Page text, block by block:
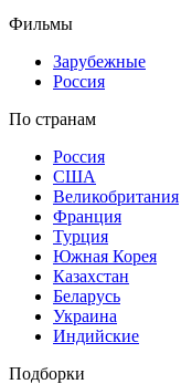
Фильмы
Зарубежные
Россия
По странам
Россия
США
Великобритания
Франция
Турция
Южная Корея
Казахстан
Беларусь
Украина
Индийские
Подборки